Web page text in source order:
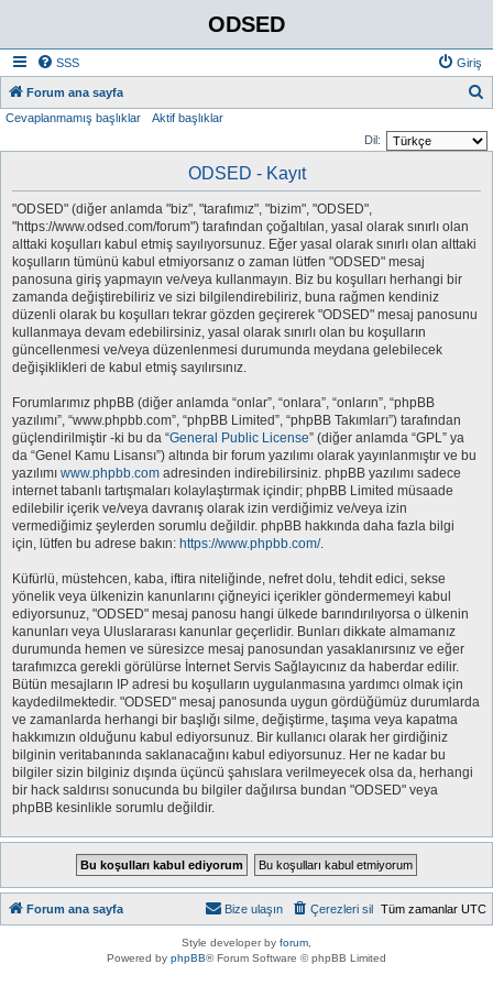
ODSED
SSS Giriş
Forum ana sayfa
Cevaplanmamış başlıklar
Aktif başlıklar
Dil:
ODSED - Kayıt
"ODSED" (diğer anlamda "biz", "tarafımız", "bizim", "ODSED",
"https://www.odsed.com/forum") tarafından çoğaltılan, yasal olarak sınırlı olan
alttaki koşulları kabul etmiş sayılıyorsunuz. Eğer yasal olarak sınırlı olan alttaki
koşulların tümünü kabul etmiyorsanız o zaman lütfen "ODSED" mesaj
panosuna giriş yapmayın ve/veya kullanmayın. Biz bu koşulları herhangi bir
zamanda değiştirebiliriz ve sizi bilgilendirebiliriz, buna rağmen kendiniz
düzenli olarak bu koşulları tekrar gözden geçirerek "ODSED" mesaj panosunu
kullanmaya devam edebilirsiniz, yasal olarak sınırlı olan bu koşulların
güncellenmesi ve/veya düzenlenmesi durumunda meydana gelebilecek
değişiklikleri de kabul etmiş sayılırsınız.
Forumlarımız phpBB (diğer anlamda “onlar”, “onlara”, “onların”, “phpBB
yazılımı”, “www.phpbb.com”, “phpBB Limited”, “phpBB Takımları”) tarafından
güçlendirilmiştir -ki bu da “General Public License” (diğer anlamda “GPL” ya
da “Genel Kamu Lisansı”) altında bir forum yazılımı olarak yayınlanmıştır ve bu
yazılımı www.phpbb.com adresinden indirebilirsiniz. phpBB yazılımı sadece
internet tabanlı tartışmaları kolaylaştırmak içindir; phpBB Limited müsaade
edilebilir içerik ve/veya davranış olarak izin verdiğimiz ve/veya izin
vermediğimiz şeylerden sorumlu değildir. phpBB hakkında daha fazla bilgi
için, lütfen bu adrese bakın: https://www.phpbb.com/.
Küfürlü, müstehcen, kaba, iftira niteliğinde, nefret dolu, tehdit edici, sekse
yönelik veya ülkenizin kanunlarını çiğneyici içerikler göndermemeyi kabul
ediyorsunuz, "ODSED" mesaj panosu hangi ülkede barındırılıyorsa o ülkenin
kanunları veya Uluslararası kanunlar geçerlidir. Bunları dikkate almamanız
durumunda hemen ve süresizce mesaj panosundan yasaklanırsınız ve eğer
tarafımızca gerekli görülürse İnternet Servis Sağlayıcınız da haberdar edilir.
Bütün mesajların IP adresi bu koşulların uygulanmasına yardımcı olmak için
kaydedilmektedir. "ODSED" mesaj panosunda uygun gördüğümüz durumlarda
ve zamanlarda herhangi bir başlığı silme, değiştirme, taşıma veya kapatma
hakkımızın olduğunu kabul ediyorsunuz. Bir kullanıcı olarak her girdiğiniz
bilginin veritabanında saklanacağını kabul ediyorsunuz. Her ne kadar bu
bilgiler sizin bilginiz dışında üçüncü şahıslara verilmeyecek olsa da, herhangi
bir hack saldırısı sonucunda bu bilgiler dağılırsa bundan "ODSED" veya
phpBB kesinlikle sorumlu değildir.
Forum ana sayfa Tüm zamanlar UTC
Çerezleri sil
Bize ulaşın
Style developer by forum
Powered by phpBB® Forum Software © phpBB Limited